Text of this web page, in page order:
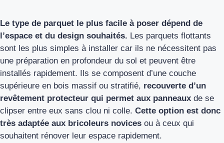
Le type de parquet le plus facile à poser dépend de
l’espace et du design souhaités. Les parquets flottants
sont les plus simples à installer car ils ne nécessitent pas
une préparation en profondeur du sol et peuvent être
installés rapidement. Ils se composent d’une couche
supérieure en bois massif ou stratifié, recouverte d’un
revêtement protecteur qui permet aux panneaux de se
clipser entre eux sans clou ni colle. Cette option est donc
très adaptée aux bricoleurs novices ou à ceux qui
souhaitent rénover leur espace rapidement.